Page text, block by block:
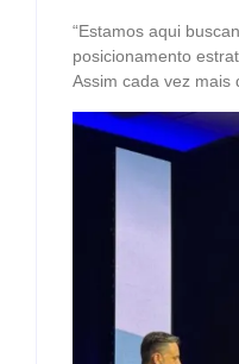
“Estamos aqui
posicionamento
Assim cada vez mais